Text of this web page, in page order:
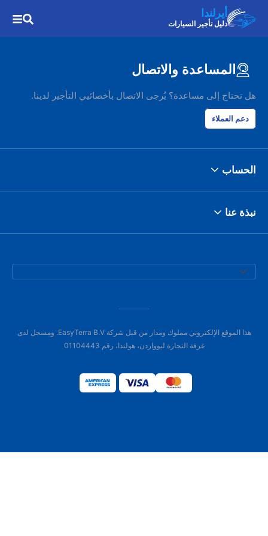
أيرلندا
دليل تأجير السيارات
المساعدة والاتصال
هل تحتاج إلى مساعدة؟ يُرجى الاتصال بأخصائيي التأجير لدينا.
دعم العملاء
الحساب
نبذة عنا
هذا الموقع الإلكتروني مملوك ومدار من قبل شركة EasyTerra B.V. ومسجل لدى
غرفة التجارة ليوواردن، هولندا، رقم 01104443